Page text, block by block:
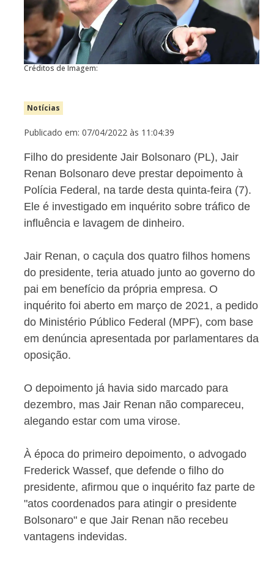
Créditos de Imagem:
Notícias
Publicado em: 07/04/2022 às 11:04:39
Filho do presidente Jair Bolsonaro (PL), Jair
Renan Bolsonaro deve prestar depoimento à
Polícia Federal, na tarde desta quinta-feira (7).
Ele é investigado em inquérito sobre tráfico de
influência e lavagem de dinheiro.
Jair Renan, o caçula dos quatro filhos homens
do presidente, teria atuado junto ao governo do
pai em benefício da própria empresa. O
inquérito foi aberto em março de 2021, a pedido
do Ministério Público Federal (MPF), com base
em denúncia apresentada por parlamentares da
oposição.
O depoimento já havia sido marcado para
dezembro, mas Jair Renan não compareceu,
alegando estar com uma virose.
À época do primeiro depoimento, o advogado
Frederick Wassef, que defende o filho do
presidente, afirmou que o inquérito faz parte de
"atos coordenados para atingir o presidente
Bolsonaro" e que Jair Renan não recebeu
vantagens indevidas.